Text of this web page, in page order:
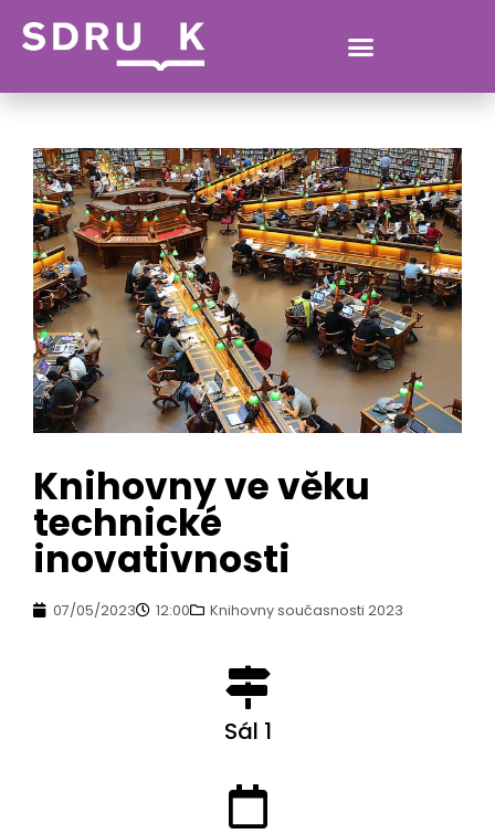
KATERINA
Knihovny ve věku
technické
inovativnosti
07/05/2023 12:00 Knihovny současnosti 2023
Sál 1